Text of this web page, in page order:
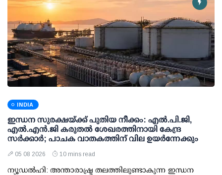
INDIA
ഇന്ധന സുരക്ഷയ്ക്ക് പുതിയ നീക്കം: എല്‍.പി.ജി,
എല്‍.എന്‍.ജി കരുതല്‍ ശേഖരത്തിനായി കേന്ദ്ര
സര്‍ക്കാര്‍; പാചക വാതകത്തിന് വില ഉയര്‍ന്നേക്കും
05 08 2026 10 mins read
ന്യൂഡല്‍ഹി: അന്താരാഷ്ട്ര തലത്തിലുണ്ടാകുന്ന ഇന്ധന